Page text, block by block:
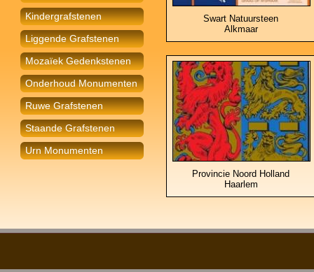
Kindergrafstenen
Liggende Grafstenen
Mozaïek Gedenkstenen
Onderhoud Monumenten
Ruwe Grafstenen
Staande Grafstenen
Urn Monumenten
Swart Natuursteen
Alkmaar
Provincie Noord Holland
Haarlem